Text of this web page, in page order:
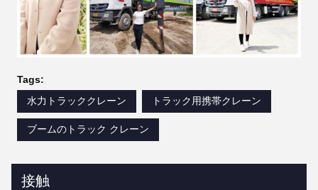
Tags:
水力トラッククレーン
トラック用携帯クレーン
ブームのトラック クレーン
接触